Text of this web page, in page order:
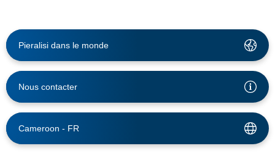
Pieralisi dans le monde
Nous contacter
Cameroon - FR